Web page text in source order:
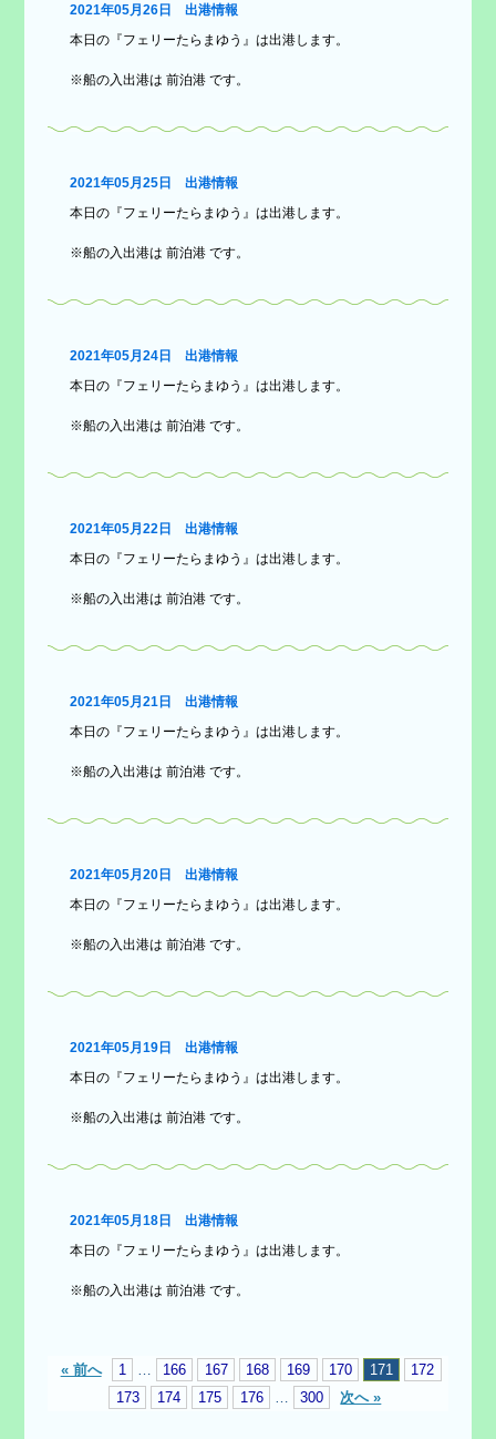
2021年05月26日 出港情報
本日の『フェリーたらまゆう』は出港します。
※船の入出港は 前泊港 です。
2021年05月25日 出港情報
本日の『フェリーたらまゆう』は出港します。
※船の入出港は 前泊港 です。
2021年05月24日 出港情報
本日の『フェリーたらまゆう』は出港します。
※船の入出港は 前泊港 です。
2021年05月22日 出港情報
本日の『フェリーたらまゆう』は出港します。
※船の入出港は 前泊港 です。
2021年05月21日 出港情報
本日の『フェリーたらまゆう』は出港します。
※船の入出港は 前泊港 です。
2021年05月20日 出港情報
本日の『フェリーたらまゆう』は出港します。
※船の入出港は 前泊港 です。
2021年05月19日 出港情報
本日の『フェリーたらまゆう』は出港します。
※船の入出港は 前泊港 です。
2021年05月18日 出港情報
本日の『フェリーたらまゆう』は出港します。
※船の入出港は 前泊港 です。
« 前へ 1 … 166 167 168 169 170 171
172
173
174 175 176 … 300 次へ »